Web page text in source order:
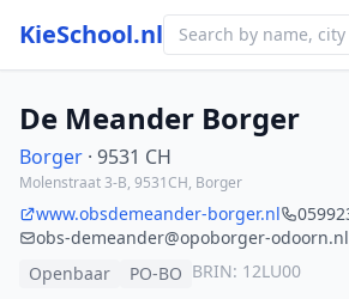
KieSchool.nl
De Meander Borger
Borger · 9531 CH
Molenstraat 3-B, 9531CH, Borger
www.obsdemeander-borger.nl
obs-demeander@opoborger-odoorn.nl
Openbaar
PO-BO BRIN: 12LU00